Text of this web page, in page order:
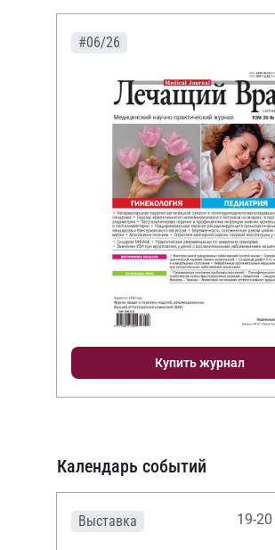
#06/26
Купить журнал
Календарь событий
Выставка 19-20